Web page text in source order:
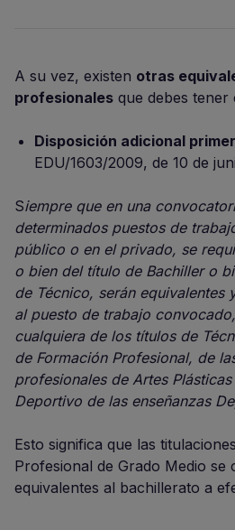
A su vez, existen otras
profesionales que debes tener
Disposición adicional
EDU/1603/2009, de 10 de
Siempre que en una
determinados puestos de
público o en el privado, se
o bien del título de Bachiller o
de Técnico, serán equivalentes
al puesto de trabajo
cualquiera de los títulos de
de Formación Profesional, de
profesionales de Artes
Deportivo de las enseñanzas
Esto significa que las
Profesional de Grado Medio se
equivalentes al bachillerato a